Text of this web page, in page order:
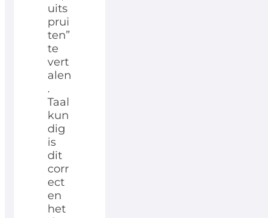
uits
prui
ten”
te
vert
alen
.
Taal
kun
dig
is
dit
corr
ect
en
het